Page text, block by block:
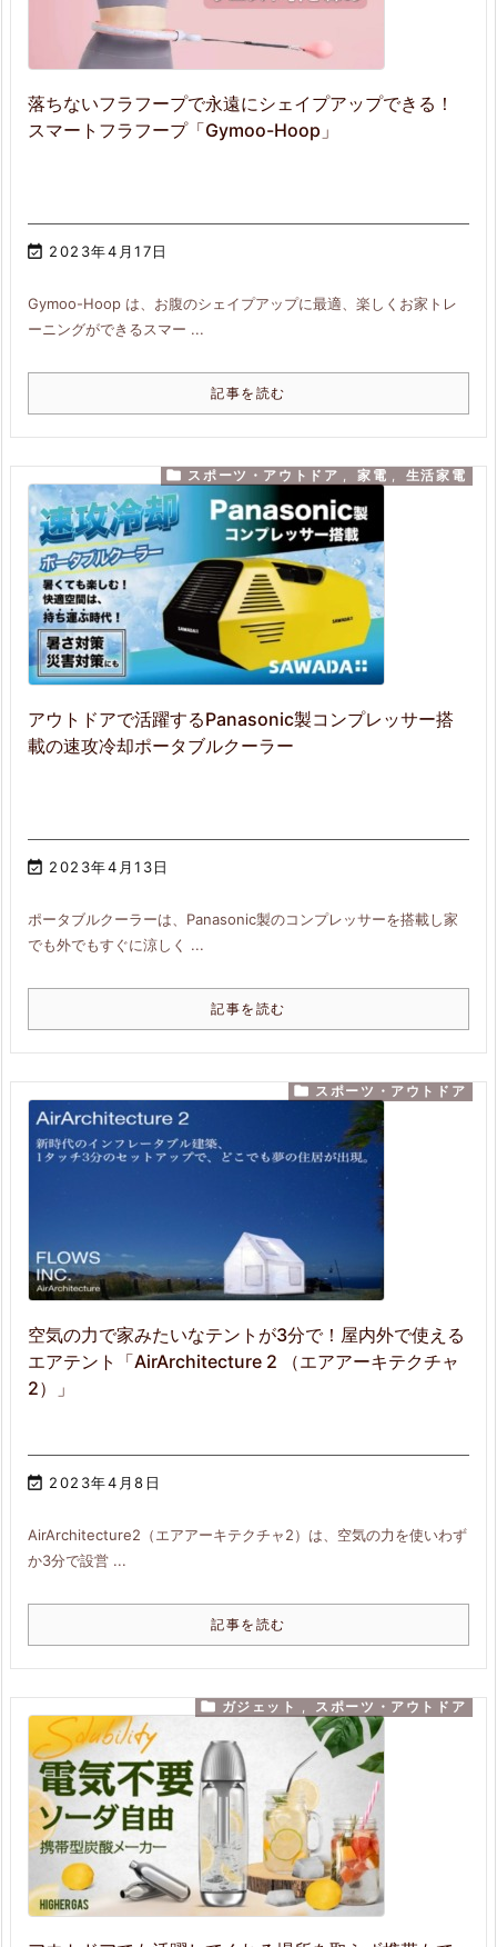
落ちないフラフープで永遠にシェイプアップできる！
スマートフラフープ「Gymoo-Hoop」
 2023年4月17日
Gymoo-Hoop は、お腹のシェイプアップに最適、楽しくお家トレ
ーニングができるスマー ...
記事を読む
アウトドアで活躍するPanasonic製コンプレッサー搭
載の速攻冷却ポータブルクーラー
 2023年4月13日
 スポーツ・アウトドア , 家電 , 生活家電
ポータブルクーラーは、Panasonic製のコンプレッサーを搭載し家
でも外でもすぐに涼しく ...
記事を読む
空気の力で家みたいなテントが3分で！屋内外で使える
エアテント「AirArchitecture 2 （エアアーキテクチャ
2）」
 2023年4月8日
 スポーツ・アウトドア
AirArchitecture2（エアアーキテクチャ2）は、空気の力を使いわず
か3分で設営 ...
記事を読む
 ガジェット , スポーツ・アウトドア